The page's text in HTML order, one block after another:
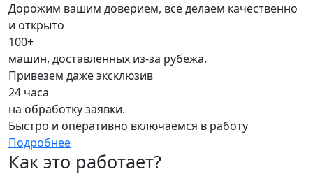
Дорожим вашим доверием, все делаем качественно
и открыто
100+
машин, доставленных из-за рубежа.
Привезем даже эксклюзив
24 часа
на обработку заявки.
Быстро и оперативно включаемся в работу
Подробнее
Как это работает?